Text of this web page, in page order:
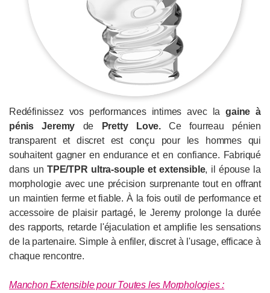
Redéfinissez vos performances intimes avec lagaine à
pénis Jeremy de Pretty Love.Ce fourreau pénien
transparent et discret est conçu pour les hommes qui
souhaitent gagner en endurance et en confiance. Fabriqué
dans un TPE/TPR ultra-souple et extensible, il épouse la
morphologie avec une précision surprenante tout en offrant
un maintien ferme et fiable. À la fois outil de performance et
accessoire de plaisir partagé, le Jeremy prolonge la durée
des rapports, retarde l'éjaculation et amplifie les sensations
de la partenaire. Simple à enfiler, discret à l'usage, efficace à
chaque rencontre.
Manchon Extensible pour Toutes les Morphologies :